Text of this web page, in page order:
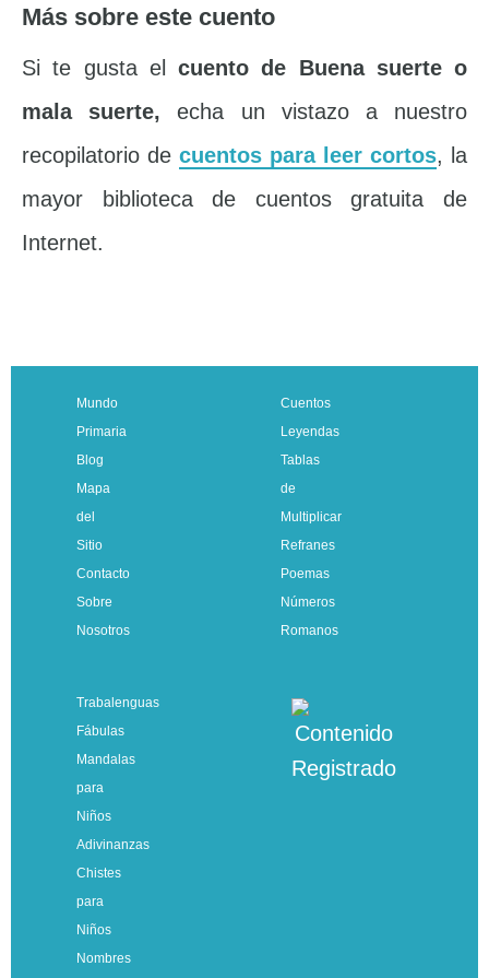
Más sobre este cuento
Si te gusta el cuento de Buena suerte o
mala suerte, echa un vistazo a nuestro
recopilatorio de cuentos para leer cortos, la
mayor biblioteca de cuentos gratuita de
Internet.
Mundo
Primaria
Blog
Mapa
del
Sitio
Contacto
Sobre
Nosotros
Cuentos
Leyendas
Tablas
de
Multiplicar
Refranes
Poemas
Números
Romanos
Trabalenguas
Fábulas
Mandalas
para
Niños
Adivinanzas
Chistes
para
Niños
Nombres